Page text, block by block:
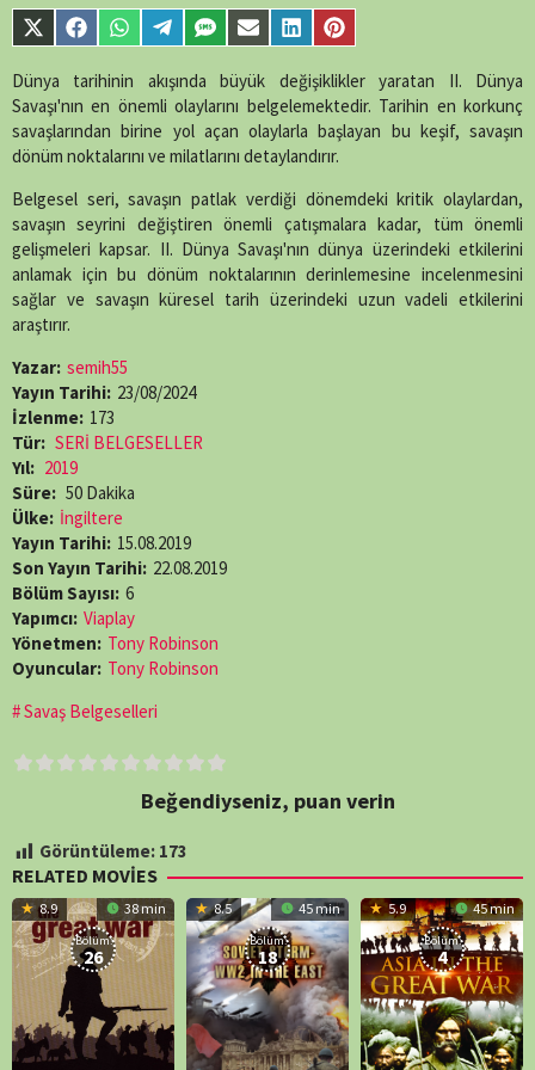
parts/content-
single-tv.phpon
Share
on
(Twitter)
Share
on
Facebook
Share
on
WhatsApp
Share
on
Telegram
Share
on
SMS
Share
on
Email
Share
on
LinkedIn
Share
on
Pinterest
Dünya tarihinin akışında büyük değişiklikler yaratan II. Dünya
Savaşı'nın en önemli olaylarını belgelemektedir. Tarihin en korkunç
savaşlarından birine yol açan olaylarla başlayan bu keşif, savaşın
dönüm noktalarını ve milatlarını detaylandırır.
Belgesel seri, savaşın patlak verdiği dönemdeki kritik olaylardan,
savaşın seyrini değiştiren önemli çatışmalara kadar, tüm önemli
gelişmeleri kapsar. II. Dünya Savaşı'nın dünya üzerindeki etkilerini
anlamak için bu dönüm noktalarının derinlemesine incelenmesini
sağlar ve savaşın küresel tarih üzerindeki uzun vadeli etkilerini
araştırır.
Yazar: semih55
Yayın Tarihi: 23/08/2024
İzlenme: 173
Tür: SERİ BELGESELLER
Yıl: 2019
Süre: 50 Dakika
Ülke: İngiltere
Yayın Tarihi: 15.08.2019
Son Yayın Tarihi: 22.08.2019
Bölüm Sayısı: 6
Yapımcı: Viaplay
Yönetmen: Tony Robinson
Oyuncular: Tony Robinson
Savaş Belgeselleri
Beğendiyseniz, puan verin
Görüntüleme: 173
RELATED MOVIES
8.9 38 min
Bölüm:
26
8.5 45 min
Bölüm:
18
5.9 45 min
Bölüm:
4